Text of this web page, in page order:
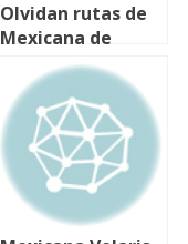
Olvidan rutas de
Mexicana de
Aviación